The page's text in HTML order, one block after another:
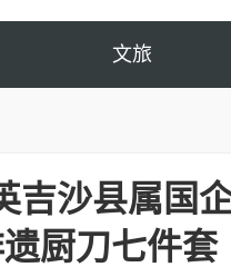
文旅
沙县属国
厨刀七件套